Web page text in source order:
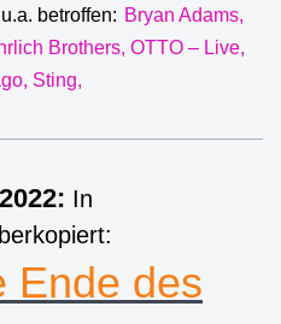
betroffen: Bryan Adams,
Brothers, OTTO – Live,
Sting,
In
Ende des